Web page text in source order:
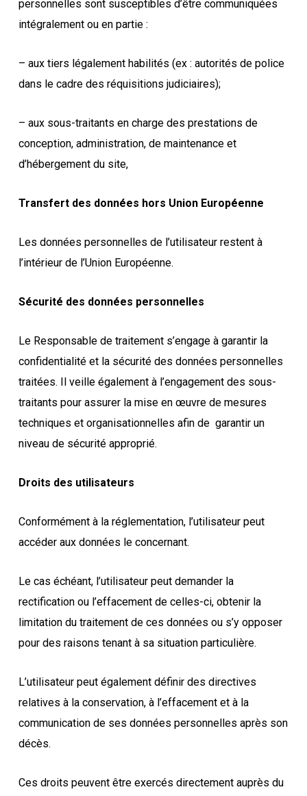
personnelles sont susceptibles d’être communiquées
intégralement ou en partie :
– aux tiers légalement habilités (ex : autorités de police
dans le cadre des réquisitions judiciaires);
– aux sous-traitants en charge des prestations de
conception, administration, de maintenance et
d’hébergement du site,
Transfert des données hors Union Européenne
Les données personnelles de l’utilisateur restent à
l’intérieur de l’Union Européenne.
Sécurité des données personnelles
Le Responsable de traitement s’engage à garantir la
confidentialité et la sécurité des données personnelles
traitées. Il veille également à l’engagement des sous-
traitants pour assurer la mise en œuvre de mesures
techniques et organisationnelles afin de garantir un
niveau de sécurité approprié.
Droits des utilisateurs
Conformément à la réglementation, l’utilisateur peut
accéder aux données le concernant.
Le cas échéant, l’utilisateur peut demander la
rectification ou l’effacement de celles-ci, obtenir la
limitation du traitement de ces données ou s’y opposer
pour des raisons tenant à sa situation particulière.
L’utilisateur peut également définir des directives
relatives à la conservation, à l’effacement et à la
communication de ses données personnelles après son
décès.
Ces droits peuvent être exercés directement auprès du